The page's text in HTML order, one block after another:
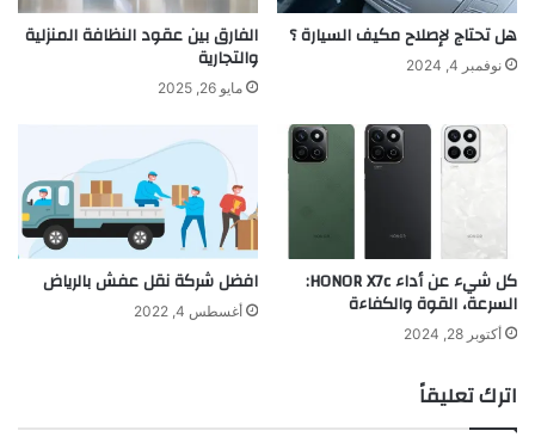
هل تحتاج لإصلاح مكيف السيارة ؟
نوفمبر 4, 2024
الفارق بين عقود النظافة المنزلية
والتجارية
مايو 26, 2025
كل شيء عن أداء HONOR X7c:
السرعة، القوة والكفاءة
أكتوبر 28, 2024
افضل شركة نقل عفش بالرياض
أغسطس 4, 2022
اترك تعليقاً